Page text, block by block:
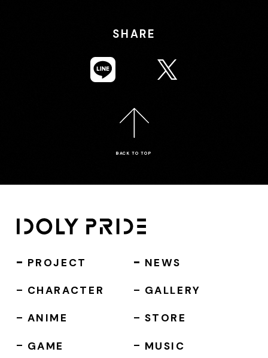
SHARE
BACK TO TOP
PROJECT
CHARACTER
ANIME
GAME
NEWS
GALLERY
STORE
MUSIC